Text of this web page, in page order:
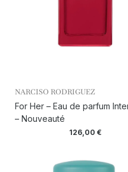
NARCISO RODRIGUEZ
For Her – Eau de parfum
– Nouveauté
126,00 €